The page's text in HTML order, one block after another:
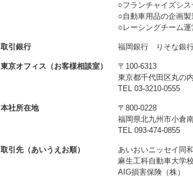
○フランチャイズシ
○自動車用品の企画
○レーシングチーム
取引銀行 福岡銀行 りそな銀
東京オフィス （お客様相談室）
〒100-6313
東京都千代田区丸の
TEL 03-3210-0555
本社所在地
〒800-0228
福岡県北九州市小倉
TEL 093-474-0855
取引先 （あいうえお順）
あいおいニッセイ同
麻生工科自動車大学校
AIG損害保険（株）